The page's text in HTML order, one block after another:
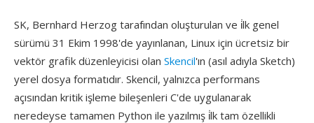
SK, Bernhard Herzog tarafından oluşturulan ve i̇lk genel
sürümü 31 Ekim 1998'de yayınlanan, Linux için ücretsiz bir
vektör grafik düzenleyicisi olan Skencil'ın (asıl adıyla Sketch)
yerel dosya formatıdır. Skencil, yalnızca performans
açısından kritik işleme bileşenleri C'de uygulanarak
neredeyse tamamen Python ile yazılmış i̇lk tam özellikli